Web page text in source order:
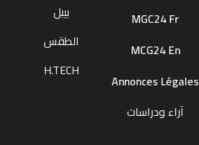
MGC24 Fr
MCG24 En
Annonces Légales
آراء ودراسات
بيبل
الطقس
H.TECH